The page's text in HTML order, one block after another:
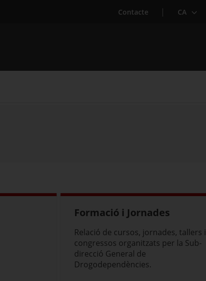
Contacte CA
Formació i Jornades
Relació de cursos, jornades, tallers i
congressos organitzats per la Sub-
direcció General de
Drogodependències.